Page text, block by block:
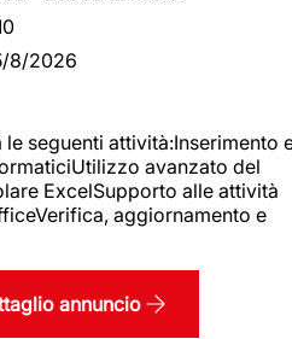
8/2026
seguenti attività:Inserimento
avanzato del
ExcelSupporto alle attività
aggiornamento e
annuncio